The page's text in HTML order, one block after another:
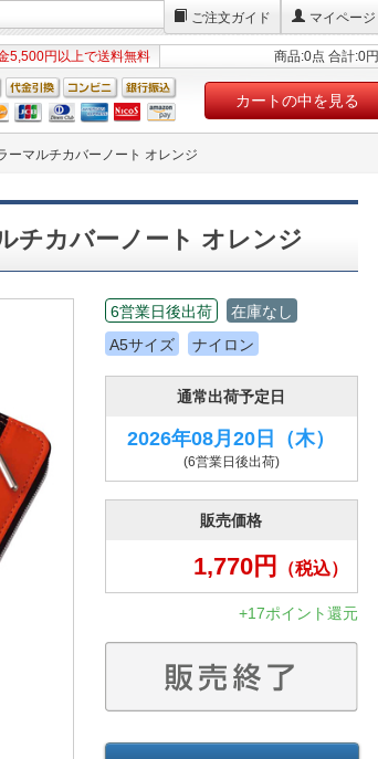
ご注文ガイド マイページ
5,500円以上で送料無料 商品:0点 合計:0円
カートの中を見る
ーマルチカバーノート オレンジ
チカバーノート オレンジ
6営業日後出荷
在庫なし
A5サイズ
ナイロン
通常出荷予定日
2026年08月20日 （木）
(6営業日後出荷)
販売価格
1,770円 （税込）
+17ポイント還元